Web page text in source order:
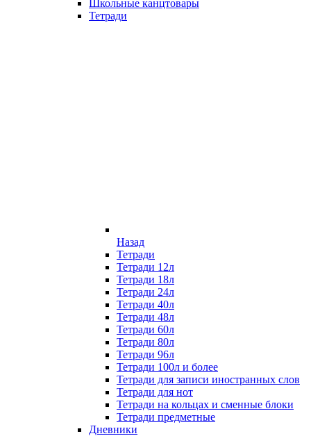
Школьные канцтовары
Тетради
Назад
Тетради
Тетради 12л
Тетради 18л
Тетради 24л
Тетради 40л
Тетради 48л
Тетради 60л
Тетради 80л
Тетради 96л
Тетради 100л и более
Тетради для записи иностранных слов
Тетради для нот
Тетради на кольцах и сменные блоки
Тетради предметные
Дневники